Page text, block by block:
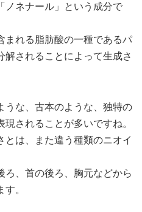
ノネナール」という成分で
まれる脂肪酸の一種であるパ
解されることによって生成さ
うな、古本のような、独特の
されることが多いですね。
とは、また違う種類のニオイ
ろ、首の後ろ、胸元などから
。